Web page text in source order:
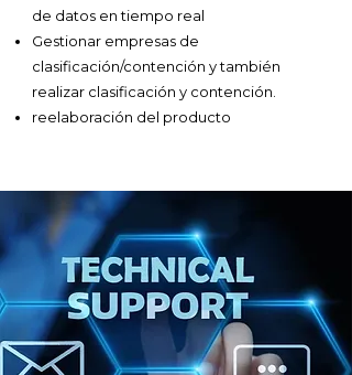
de datos en tiempo real
Gestionar empresas de
clasificación/contención y también
realizar clasificación y contención.
reelaboración del producto